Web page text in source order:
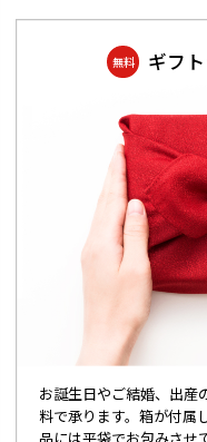
無料 ギフ
お誕生日やご結婚、出産
料で承ります。箱が付属